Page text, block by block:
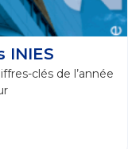
INIES
clés de l’année